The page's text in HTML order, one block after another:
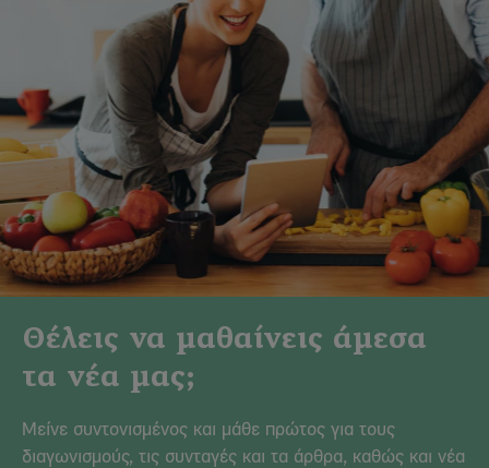
Θέλεις να μαθαίνεις άμεσα
τα νέα μας;
Μείνε συντονισμένος και μάθε πρώτος για τους
διαγωνισμούς, τις συνταγές και τα άρθρα, καθώς και νέα